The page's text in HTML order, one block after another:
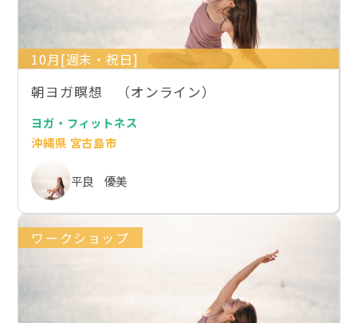
10月[週末・祝日]
朝ヨガ瞑想 （オンライン）
ヨガ・フィットネス
沖縄県 宮古島市
平良 優美
ワークショップ